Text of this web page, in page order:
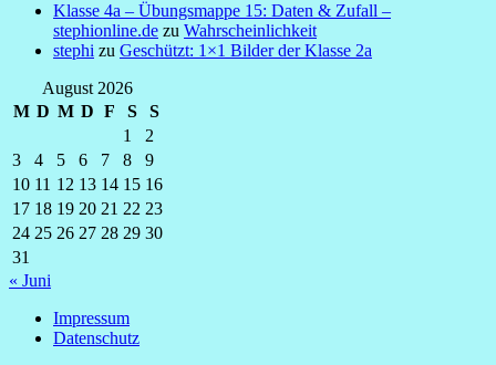
Klasse 4a – Übungsmappe 15: Daten & Zufall –
stephionline.de zu Wahrscheinlichkeit
stephi zu Geschützt: 1×1 Bilder der Klasse 2a
August 2026
M D M D F S
S
1
2
3
4 5 6 7 8
9
10 11 12 13 14 15 16
17 18 19 20 21 22 23
24 25 26 27 28 29 30
31
« Juni
Impressum
Datenschutz